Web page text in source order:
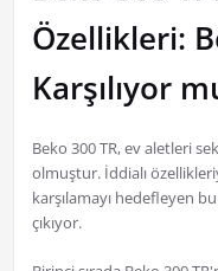
Özellikleri:
Karşılıyor
Beko 300 TR, ev aletleri
olmuştur. İddialı
karşılamayı hedefleyen
çıkıyor.